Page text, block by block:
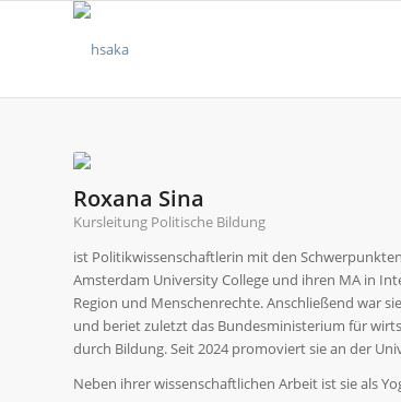
Roxana Sina
Kursleitung Politische Bildung
ist Politikwissenschaftlerin mit den
Amsterdam University College und ihren MA in
Region und Menschenrechte. Anschließend war
und beriet zuletzt das Bundesministerium für
durch Bildung. Seit 2024 promoviert sie an der
Neben ihrer wissenschaftlichen Arbeit ist sie als